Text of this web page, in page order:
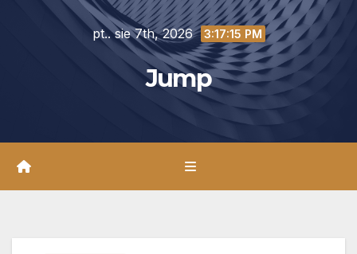
pt.. sie 7th, 2026 3:17:17 PM
Jump